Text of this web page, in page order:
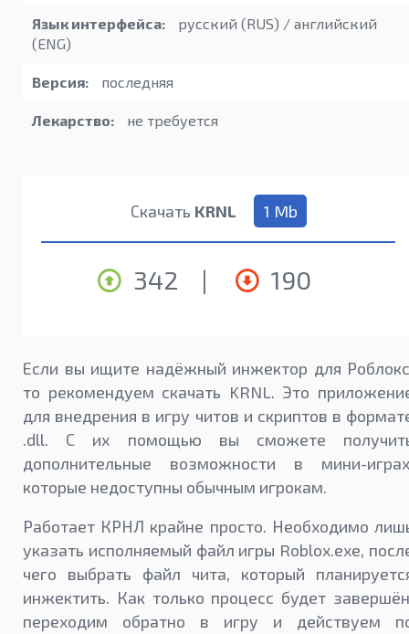
Язык интерфейса:
русский (RUS) / английский
(ENG)
Версия: последняя
Лекарство: не требуется
Скачать KRNL 1 Mb
342 | 190
Если вы ищите надёжный инжектор для
то рекомендуем скачать KRNL. Это
для внедрения в игру читов и скриптов в
.dll. С их помощью вы сможете
дополнительные возможности в мини-
которые недоступны обычным игрокам.
Работает КРНЛ крайне просто. Необходимо
указать исполняемый файл игры Roblox.exe,
чего выбрать файл чита, который
инжектить. Как только процесс будет
переходим обратно в игру и действуем